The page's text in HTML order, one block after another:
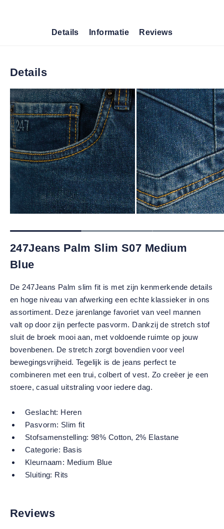
Details Informatie Reviews
Details
247Jeans Palm Slim S07 Medium
Blue
De 247Jeans Palm slim fit is met zijn kenmerkende details
en hoge niveau van afwerking een echte klassieker in ons
assortiment. Deze jarenlange favoriet van veel mannen
valt op door zijn perfecte pasvorm. Dankzij de stretch stof
sluit de broek mooi aan, met voldoende ruimte op jouw
bovenbenen. De stretch zorgt bovendien voor veel
bewegingsvrijheid. Tegelijk is de jeans perfect te
combineren met een trui, colbert of vest. Zo creëer je een
stoere, casual uitstraling voor iedere dag.
Geslacht: Heren
Pasvorm: Slim fit
Stofsamenstelling: 98% Cotton, 2% Elastane
Categorie: Basis
Kleurnaam: Medium Blue
Sluiting: Rits
Reviews